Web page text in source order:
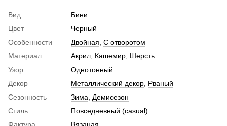
Вид
Бини
Цвет
Черный
Особенности
Двойная С отворотом
Материал
Акрил Кашемир Шерсть
Узор
Однотонный
Декор
Металлический декор Рваный
Сезонность
Зима
Демисезон
Стиль
Повседневный (casual)
Фактура
Вязаная